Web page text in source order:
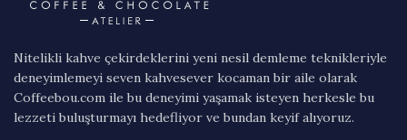
Nitelikli kahve çekirdeklerini yeni nesil demleme teknikleriyle
deneyimlemeyi seven kahvesever kocaman bir aile olarak
Coffeebou.com ile bu deneyimi yaşamak isteyen herkesle bu
lezzeti buluşturmayı hedefliyor ve bundan keyif alıyoruz.